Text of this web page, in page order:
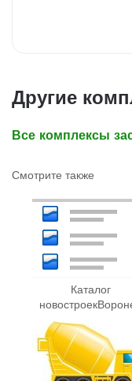
Другие
Все комплексы
Смотрите также
Каталог
новостроек